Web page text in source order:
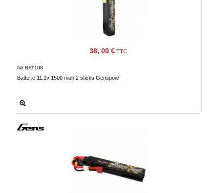
38, 00 € TTC
Batterie 11.1v 1500 mah 2 sticks Genspow
Réf. BAT108